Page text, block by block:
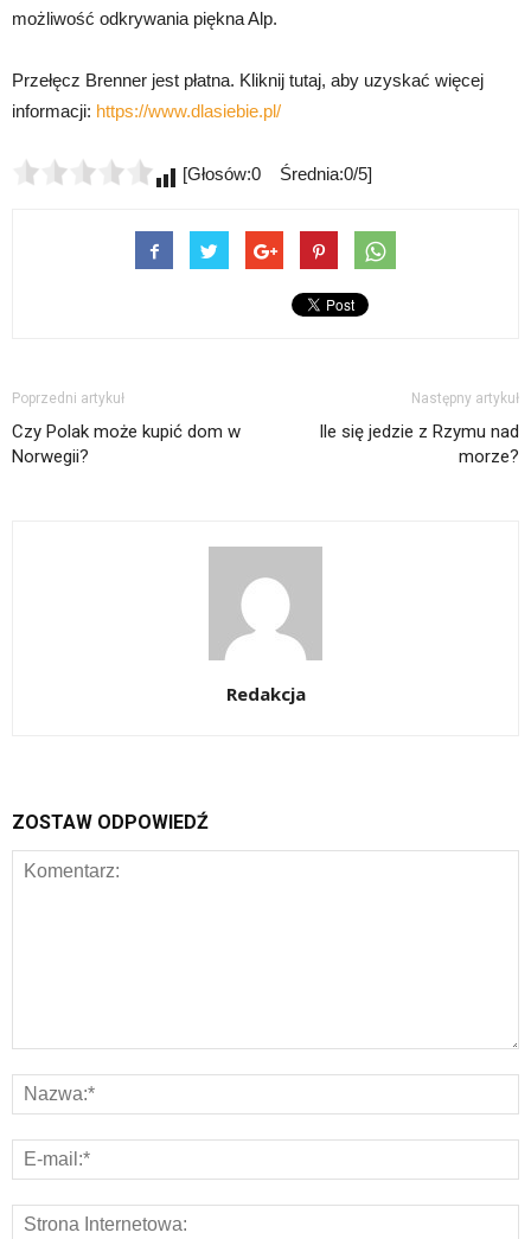
możliwość odkrywania piękna Alp.
Przełęcz Brenner jest płatna. Kliknij tutaj, aby uzyskać więcej
informacji: https://www.dlasiebie.pl/
[Głosów:0 Średnia:0/5]
Poprzedni artykuł
Czy Polak może kupić dom w
Norwegii?
Następny artykuł
Ile się jedzie z Rzymu nad
morze?
Redakcja
ZOSTAW ODPOWIEDŹ